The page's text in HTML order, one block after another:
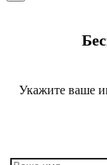
Укажите ваше